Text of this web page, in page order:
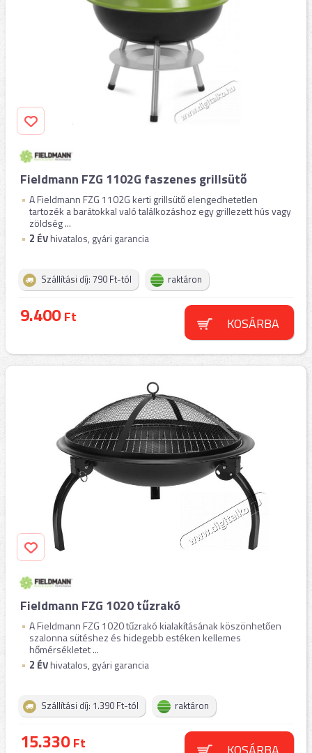
Fieldmann FZG 1102G faszenes grillsütő
A Fieldmann FZG 1102G kerti grillsütő elengedhetetlen
tartozék a barátokkal való találkozáshoz egy grillezett hús vagy
zöldség ...
2 ÉVhivatalos, gyári garancia
Szállítási díj: 790 Ft-tól raktáron
9.400Ft KOSÁRBA
Fieldmann FZG 1020 tűzrakó
A Fieldmann FZG 1020 tűzrakó kialakításának köszönhetően
szalonna sütéshez és hidegebb estéken kellemes
hőmérsékletet ...
2 ÉVhivatalos, gyári garancia
Szállítási díj: 1.390 Ft-tól raktáron
15.330Ft